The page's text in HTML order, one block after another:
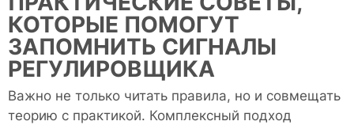
КОТОРЫЕ ПОМОГУТ
ЗАПОМНИТЬ СИГНАЛЫ
РЕГУЛИРОВЩИКА
Важно не только читать правила, но и совмещать
теорию с практикой. Комплексный подход